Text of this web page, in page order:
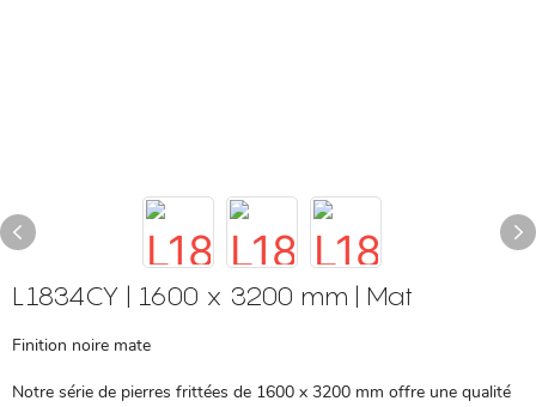
L1834CY | 1600 x 3200 mm | Mat
Finition noire mate
Notre série de pierres frittées de 1600 x 3200 mm offre une qualité